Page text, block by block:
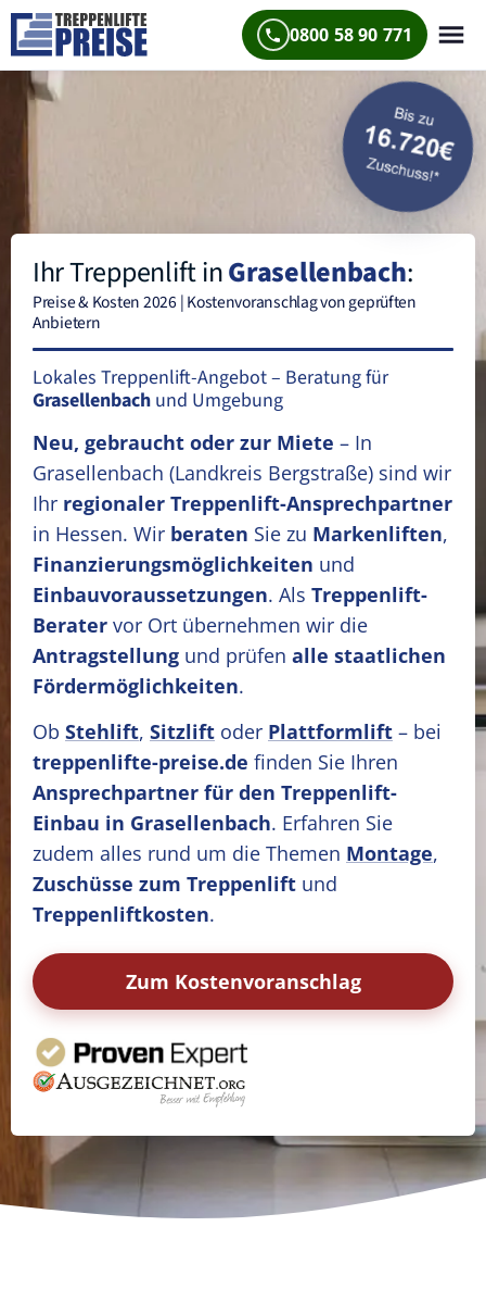
0800 58 90 771
Ihr Treppenlift inGrasellenbach:
Preise & Kosten 2026 | Kostenvoranschlag von geprüften
Anbietern
Lokales Treppenlift-Angebot – Beratung für
Grasellenbach und Umgebung
Neu, gebraucht oder zur Miete – In
Grasellenbach (Landkreis Bergstraße) sind wir
Ihr regionaler Treppenlift-Ansprechpartner
in Hessen. Wir beraten Sie zu Markenliften,
Finanzierungsmöglichkeiten und
Einbauvoraussetzungen. Als Treppenlift-
Berater vor Ort übernehmen wir die
Antragstellung und prüfen alle staatlichen
Fördermöglichkeiten.
Ob Stehlift, Sitzlift oder Plattformlift – bei
treppenlifte-preise.de finden Sie Ihren
Ansprechpartner für den Treppenlift-
Einbau in Grasellenbach. Erfahren Sie
zudem alles rund um die Themen Montage,
Zuschüsse zum Treppenlift und
Treppenliftkosten.
Zum Kostenvoranschlag